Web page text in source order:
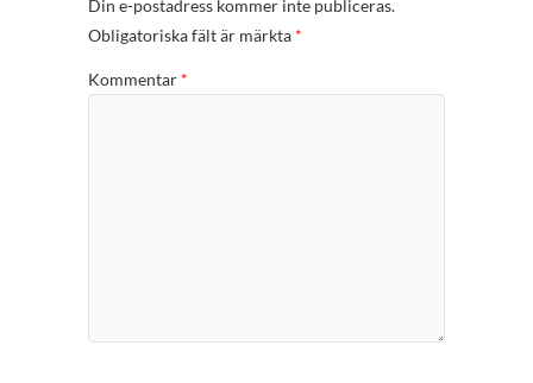
Din e-postadress kommer inte publiceras.
Obligatoriska fält är märkta *
Kommentar *